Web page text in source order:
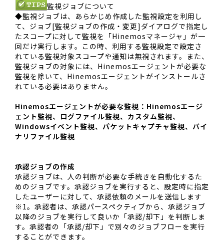
監視ジョブについて
◆監視ジョブは、あらかじめ作成した監視設定を利用し
て、ジョブ[監視ジョブの作成・変更]ダイアログで指定し
たスコープに対して監視を「Hinemosマネージャ」が一
回だけ実行します。この時、利用する監視設定で設定さ
れている監視対象スコープや通知は無視されます。また、
監視ジョブの対象には、Hinemosエージェントが必要な
監視を除いて、Hinemosエージェントがインストールさ
れている必要はありません。
Hinemosエージェントが必要な監視：Hinemosエージ
ェント監視、ログファイル監視、カスタム監視、
Windowsイベント監視、パケットキャプチャ監視、バイ
ナリファイル監視
承認ジョブの作成
承認ジョブは、人の判断が必要な手続きを自動化するた
めのジョブです。承認ジョブを実行すると、設定時に指定
したユーザーに対して、承認依頼のメールを送信します
※1。承認者は、承認パースペクティブから、承認ジョブ
以降のジョブを実行して良いか「承認/却下」を判断しま
す。承認者の「承認/却下」で別々のジョブフローを実行
することができます。